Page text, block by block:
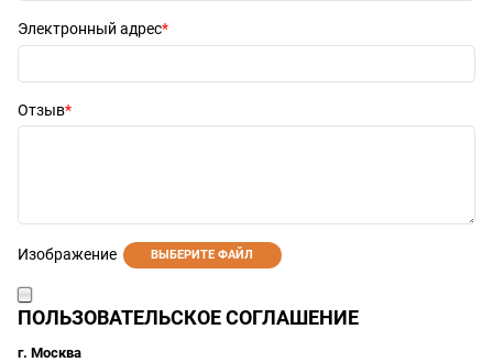
Электронный адрес
Отзыв
Изображение ВЫБЕРИТЕ ФАЙЛ
ПОЛЬЗОВАТЕЛЬСКОЕ СОГЛАШЕНИЕ
г. Москва